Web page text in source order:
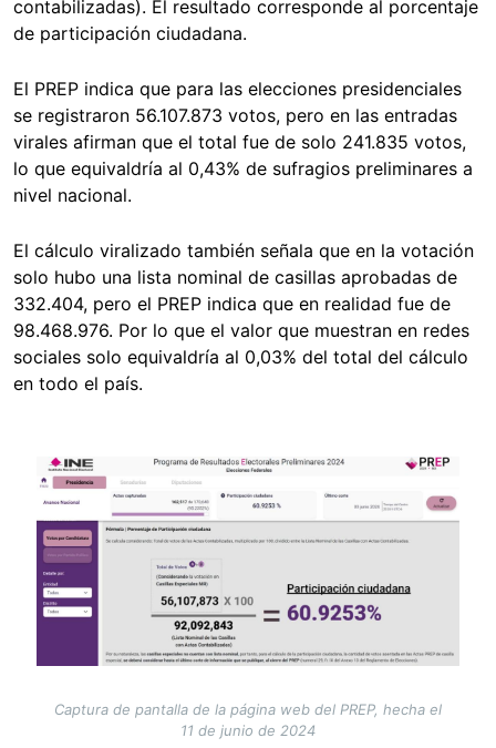
contabilizadas). El resultado corresponde al porcentaje
de participación ciudadana.
El PREP indica que para las elecciones presidenciales
se registraron 56.107.873 votos, pero en las entradas
virales afirman que el total fue de solo 241.835 votos,
lo que equivaldría al 0,43% de sufragios preliminares a
nivel nacional.
El cálculo viralizado también señala que en la votación
solo hubo una lista nominal de casillas aprobadas de
332.404, pero el PREP indica que en realidad fue de
98.468.976. Por lo que el valor que muestran en redes
sociales solo equivaldría al 0,03% del total del cálculo
en todo el país.
Image
Captura de pantalla de la página web del PREP, hecha el
11 de junio de 2024